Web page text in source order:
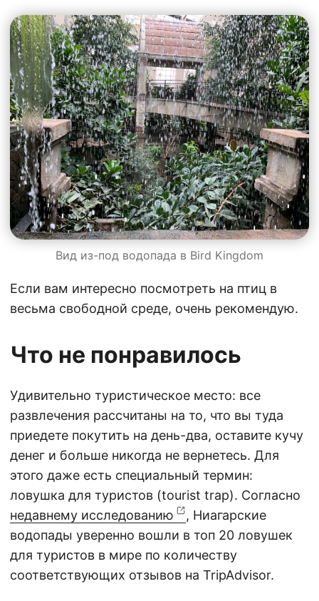
Вид из-под водопада в Bird Kingdom
Если вам интересно посмотреть на птиц в
весьма свободной среде, очень рекомендую.
Что не понравилось
Удивительно туристическое место: все
развлечения рассчитаны на то, что вы туда
приедете покутить на день-два, оставите кучу
денег и больше никогда не вернетесь. Для
этого даже есть специальный термин:
ловушка для туристов (tourist trap). Согласно
недавнему исследованию
, Ниагарские
водопады уверенно вошли в топ 20 ловушек
для туристов в мире по количеству
соответствующих отзывов на TripAdvisor.